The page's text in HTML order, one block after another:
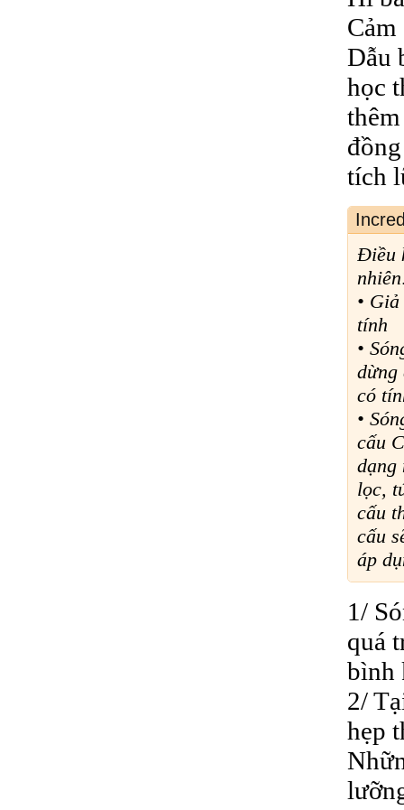
Dẫu
học
tích
Điều
•
tính
•
dừng
có
•
cấu
dạng
lọc,
cấu
cấu
áp
1/
quá
bình
2/
hẹp